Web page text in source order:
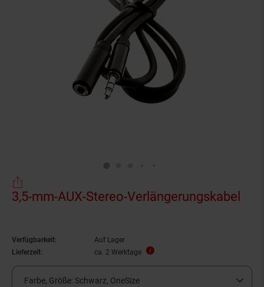
3,5-mm-AUX-Stereo-Verlängerungskabel
Verfügbarkeit:
Auf Lager
Lieferzeit:
ca. 2 Werktage
Farbe, Größe: Schwarz, OneSize